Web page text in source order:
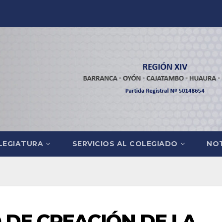
SERVICIOS AL COLEGIADO